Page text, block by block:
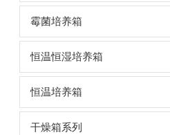
霉菌培养箱
恒温恒湿培养箱
恒温培养箱
干燥箱系列